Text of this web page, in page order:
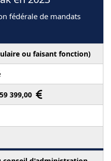
fédérale de mandats
ou faisant fonction)
399,00